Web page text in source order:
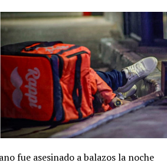
fue asesinado a balazos la noche